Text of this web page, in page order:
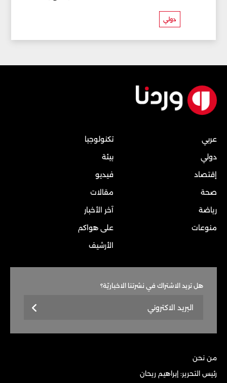
دولي
عربي
دولي
إقتصاد
صحة
رياضة
منوعات
تكنولوجيا
بيئة
فيديو
مقالات
آخر الأخبار
على هواكم
الأرشيف
هل تريد الاشتراك في نشرتنا الاخباريّة؟
من نحن
رئيس التحرير: إبراهيم ريحان